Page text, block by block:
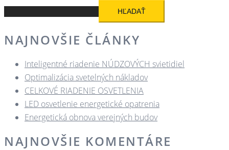
HĽADAŤ
NAJNOVŠIE ČLÁNKY
Inteligentné riadenie NÚDZOVÝCH svietidiel
Optimalizácia svetelných nákladov
CELKOVÉ RIADENIE OSVETLENIA
LED osvetlenie energetické opatrenia
Energetická obnova verejných budov
NAJNOVŠIE KOMENTÁRE